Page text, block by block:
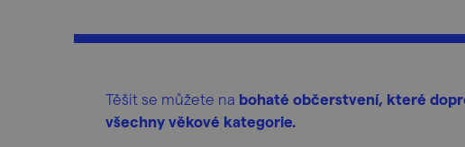
Těšit se můžete na bohaté občerstvení, které
všechny věkové kategorie.